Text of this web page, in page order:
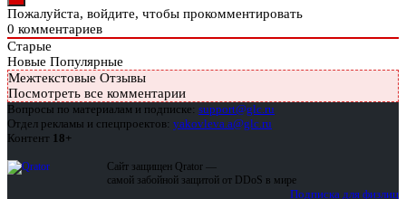
Пожалуйста, войдите, чтобы прокомментировать
0 комментариев
Старые
Новые Популярные
Межтекстовые Отзывы
Посмотреть все комментарии
Вопросы по материалам и подписке: support@glc.ru
Отдел рекламы и спецпроектов: yakovleva.a@glc.ru
Контент 18+
Сайт защищен Qrator —
самой забойной защитой от DDoS в мире
Подписка для физлиц